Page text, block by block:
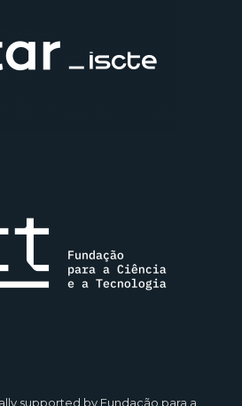
supported by Fundação para a